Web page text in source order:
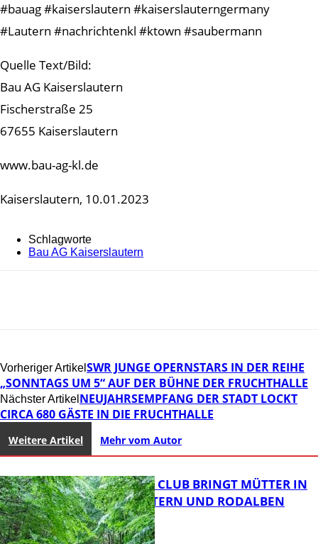
#bauag #kaiserslautern #kaiserslauterngermany
#Lautern #nachrichtenkl #ktown #saubermann
Quelle Text/Bild:
Bau AG Kaiserslautern
Fischerstraße 25
67655 Kaiserslautern
www.bau-ag-kl.de
Kaiserslautern, 10.01.2023
Schlagworte
Bau AG Kaiserslautern
Vorheriger Artikel SWR JUNGE OPERNSTARS IN DER REIHE
„SONNTAGS UM 5“ AUF DER BÜHNE DER FRUCHTHALLE
Nächster Artikel NEUJAHRSEMPFANG DER STADT LOCKT
CIRCA 680 GÄSTE IN DIE FRUCHTHALLE
Weitere Artikel Mehr vom Autor
NEUER MOM CLUB BRINGT MÜTTER IN
KAISERSLAUTERN UND RODALBEN
ZUSAMMEN